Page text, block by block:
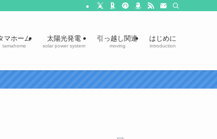
マホーム
tamahome
太陽光発電
solar power system
引っ越し関連
moving
はじめに
introduction